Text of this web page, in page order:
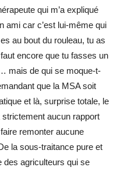
qui m’a expliqué
ami car c’est lui-même qui
au bout du rouleau, tu as
encore que tu fasses un
mais de qui se moque-t-
que la MSA soit
et là, surprise totale, le
strictement aucun rapport
remonter aucune
la sous-traitance pure et
des agriculteurs qui se